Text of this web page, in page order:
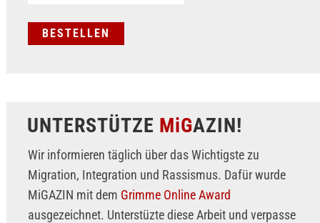
UNTERSTÜTZE MiGAZIN!
Wir informieren täglich über das Wichtigste zu
Migration, Integration und Rassismus. Dafür wurde
MiGAZIN mit dem Grimme Online Award
ausgezeichnet. Unterstüzte diese Arbeit und verpasse